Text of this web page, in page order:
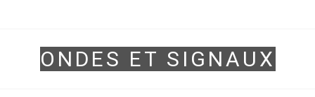
ONDES ET SIGNAUX